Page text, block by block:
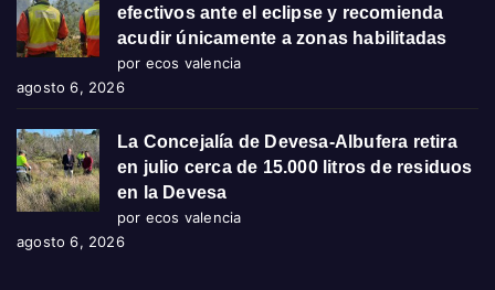
efectivos ante el eclipse y recomienda
acudir únicamente a zonas habilitadas
por ecos valencia
agosto 6, 2026
La Concejalía de Devesa-Albufera retira
en julio cerca de 15.000 litros de residuos
en la Devesa
por ecos valencia
agosto 6, 2026